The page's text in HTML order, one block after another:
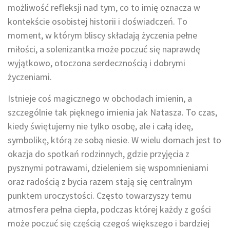
możliwość refleksji nad tym, co to imię oznacza w
kontekście osobistej historii i doświadczeń. To
moment, w którym bliscy składają życzenia pełne
miłości, a solenizantka może poczuć się naprawdę
wyjątkowo, otoczona serdecznością i dobrymi
życzeniami.
Istnieje coś magicznego w obchodach imienin, a
szczególnie tak pięknego imienia jak Natasza. To czas,
kiedy świętujemy nie tylko osobę, ale i całą ideę,
symbolikę, którą ze sobą niesie. W wielu domach jest to
okazja do spotkań rodzinnych, gdzie przyjęcia z
pysznymi potrawami, dzieleniem się wspomnieniami
oraz radością z bycia razem stają się centralnym
punktem uroczystości. Często towarzyszy temu
atmosfera pełna ciepła, podczas której każdy z gości
może poczuć się częścią czegoś większego i bardziej